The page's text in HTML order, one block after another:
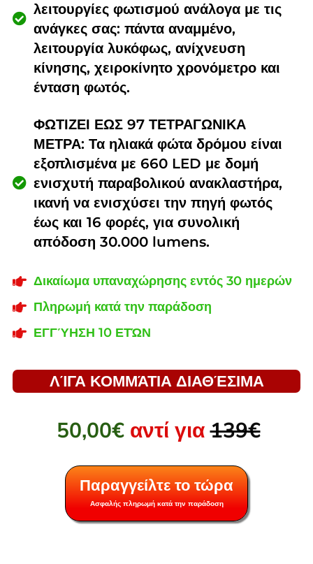
λειτουργίες φωτισμού ανάλογα με τις
ανάγκες σας: πάντα αναμμένο,
λειτουργία λυκόφως, ανίχνευση
κίνησης, χειροκίνητο χρονόμετρο και
ένταση φωτός.
ΦΩΤΙΖΕΙ ΕΩΣ 97 ΤΕΤΡΑΓΩΝΙΚΑ
ΜΕΤΡΑ: Τα ηλιακά φώτα δρόμου είναι
εξοπλισμένα με 660 LED με δομή
ενισχυτή παραβολικού ανακλαστήρα,
ικανή να ενισχύσει την πηγή φωτός
έως και 16 φορές, για συνολική
απόδοση 30.000 lumens.
Δικαίωμα υπαναχώρησης εντός 30 ημερών
Πληρωμή κατά την παράδοση
ΕΓΓΎΗΣΗ 10 ΕΤΏΝ
ΛΊΓΑ ΚΟΜΜΆΤΙΑ ΔΙΑΘΈΣΙΜΑ
50,00€ αντί για139€
Παραγγείλτε το τώρα
Ασφαλής πληρωμή κατά την παράδοση